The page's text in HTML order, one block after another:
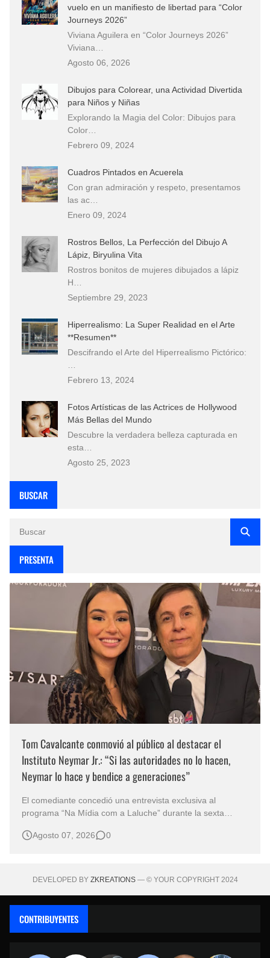
vuelo en un manifiesto de libertad para “Color
Journeys 2026”
Viviana Aguilera en “Color Journeys 2026”
Viviana…
Agosto 06, 2026
Dibujos para Colorear, una Actividad Divertida
para Niños y Niñas
Explorando la Magia del Color: Dibujos para
Color…
Febrero 09, 2024
Cuadros Pintados en Acuerela
Con gran admiración y respeto, presentamos
las ac…
Enero 09, 2024
Rostros Bellos, La Perfección del Dibujo A
Lápiz, Biryulina Vita
Rostros bonitos de mujeres dibujados a lápiz
H…
Septiembre 29, 2023
Hiperrealismo: La Super Realidad en el Arte
**Resumen**
Descifrando el Arte del Hiperrealismo Pictórico:
Febrero 13, 2024
Fotos Artísticas de las Actrices de Hollywood
Más Bellas del Mundo
Descubre la verdadera belleza capturada en
esta…
Agosto 25, 2023
BUSCAR
PRESENTA
Tom Cavalcante conmovió al público al destacar el
Instituto Neymar Jr.: “Si las autoridades no lo hacen,
Neymar lo hace y bendice a generaciones”
El comediante concedió una entrevista exclusiva al
programa “Na Mídia com a Laluche” durante la sexta
eventos benéficos más importantes de Brasil. En medio del
Agosto 07, 2026 0
DEVELOPED BY ZKREATIONS— © YOUR COPYRIGHT 2024
CONTRIBUYENTES